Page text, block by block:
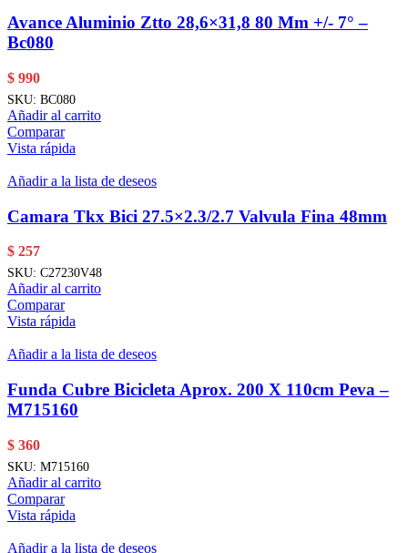
Avance Aluminio Ztto 28,6×31,8 80 Mm +/- 7° –
Bc080
$ 990
SKU: BC080
Añadir al carrito
Comparar
Vista rápida
Añadir a la lista de deseos
Camara Tkx Bici 27.5×2.3/2.7 Valvula Fina 48mm
$ 257
SKU: C27230V48
Añadir al carrito
Comparar
Vista rápida
Añadir a la lista de deseos
Funda Cubre Bicicleta Aprox. 200 X 110cm Peva –
M715160
$ 360
SKU: M715160
Añadir al carrito
Comparar
Vista rápida
Añadir a la lista de deseos